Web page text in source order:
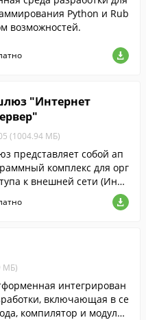
Python и Rub
возможностей.
"Интернет
(1004.94 МБ)
представляет собой ап
комплекс для орг
к внешней сети (Инте
МБ)
интегрирован
включающая в се
компилятор и модуль